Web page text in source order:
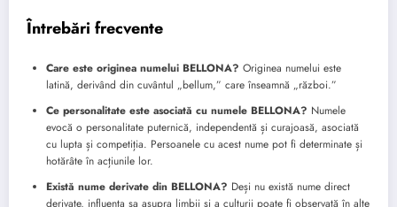
Întrebări frecvente
Care este originea numelui BELLONA? Originea numelui este
latină, derivând din cuvântul „bellum,” care înseamnă „război.”
Ce personalitate este asociată cu numele BELLONA? Numele
evocă o personalitate puternică, independentă și curajoasă, asociată
cu lupta și competiția. Persoanele cu acest nume pot fi determinate și
hotărâte în acțiunile lor.
Există nume derivate din BELLONA? Deși nu există nume direct
derivate, influența sa asupra limbii și a culturii poate fi observată în alte